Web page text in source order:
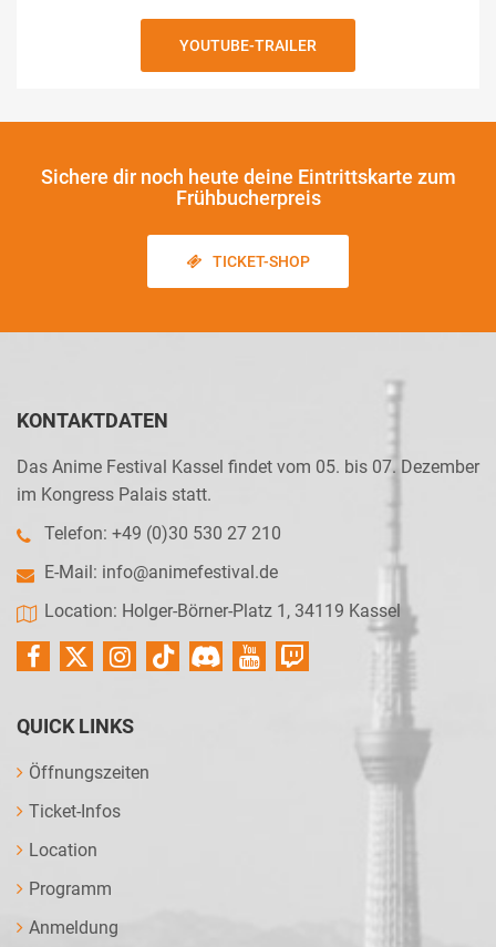
YOUTUBE-TRAILER
Sichere dir noch heute deine Eintrittskarte zum
Frühbucherpreis
TICKET-SHOP
KONTAKTDATEN
Das Anime Festival Kassel findet vom 05. bis 07. Dezember
im Kongress Palais statt.
Telefon: +49 (0)30 530 27 210
E-Mail: info@animefestival.de
Location: Holger-Börner-Platz 1, 34119 Kassel
QUICK LINKS
Öffnungszeiten
Ticket-Infos
Location
Programm
Anmeldung